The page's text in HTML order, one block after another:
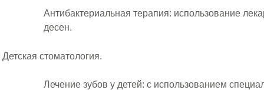
Антибактериальная терапия: использование
десен.
Детская стоматология.
Лечение зубов у детей: с использованием